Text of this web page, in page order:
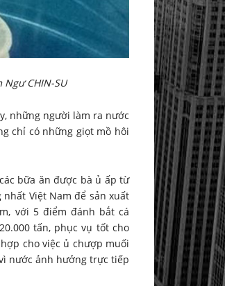
CHIN-SU
những người làm ra nước
chỉ có những giọt mồ hôi
bữa ăn được bà ủ ấp từ
Việt Nam để sản xuất
với 5 điểm đánh bắt cá
tấn, phục vụ tốt cho
cho việc ủ chượp muối
nước ảnh hưởng trực tiếp